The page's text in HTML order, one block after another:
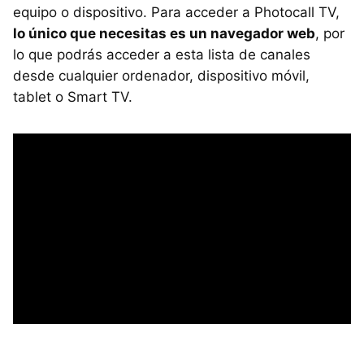
equipo o dispositivo. Para acceder a Photocall TV,
lo único que necesitas es un navegador web, por
lo que podrás acceder a esta lista de canales
desde cualquier ordenador, dispositivo móvil,
tablet o Smart TV.